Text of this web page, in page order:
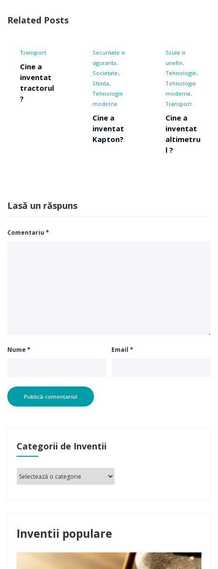
Related Posts
Transport
Cine a
inventat
tractorul
?
Securitate si
siguranta
Societate
Stiinta
Tehnologie
moderna
Cine a
inventat
Kapton?
Scule si
unelte
Tehnologie
Tehnologie
moderna
Transport
Cine a
inventat
altimetru
l ?
Lasă un răspuns
Comentariu *
Nume * Email *
Categorii de Inventii
Inventii populare